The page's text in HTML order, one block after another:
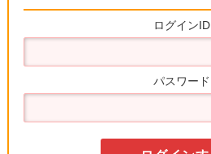
ログインID
パスワード